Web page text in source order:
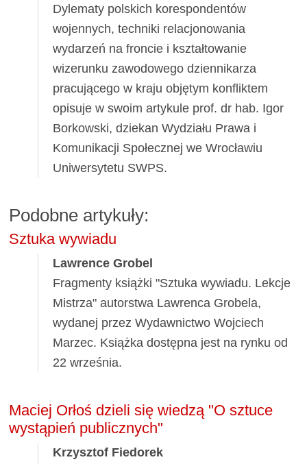
Dylematy polskich korespondentów
wojennych, techniki relacjonowania
wydarzeń na froncie i kształtowanie
wizerunku zawodowego dziennikarza
pracującego w kraju objętym konfliktem
opisuje w swoim artykule prof. dr hab. Igor
Borkowski, dziekan Wydziału Prawa i
Komunikacji Społecznej we Wrocławiu
Uniwersytetu SWPS.
Podobne artykuły:
Sztuka wywiadu
Lawrence Grobel
Fragmenty książki "Sztuka wywiadu. Lekcje
Mistrza" autorstwa Lawrenca Grobela,
wydanej przez Wydawnictwo Wojciech
Marzec. Książka dostępna jest na rynku od
22 września.
Maciej Orłoś dzieli się wiedzą "O sztuce
wystąpień publicznych"
Krzysztof Fiedorek